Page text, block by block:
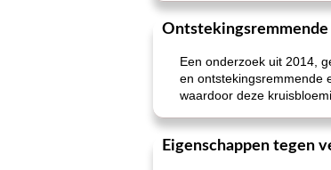
Ontstekingsremmende
Een onderzoek uit 2014,
en ontstekingsremmende
waardoor deze
Eigenschappen tegen